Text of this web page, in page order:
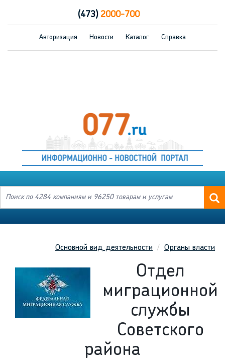
(473)2000-700
Авторизация Новости Каталог Справка
Основной вид деятельности Органы власти
Отдел
миграционной
службы
Советского
района